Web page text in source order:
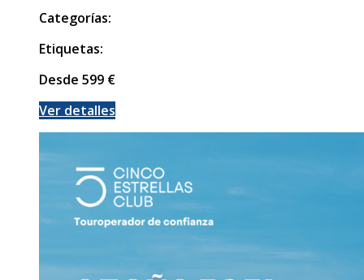
Categorías:
Etiquetas:
Desde 599 €
Ver detalles